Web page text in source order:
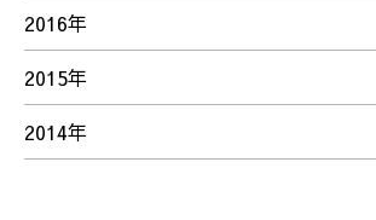
2016年
2015年
2014年